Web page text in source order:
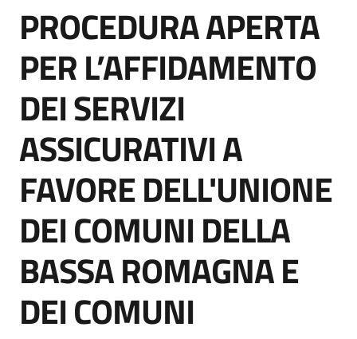
di
acquisto
Supporto
Piattaforme
telematiche
English
site
Salta al contenuto
PROCEDURA APERTA
PER L’AFFIDAMENTO
DEI SERVIZI
ASSICURATIVI A
FAVORE DELL'UNIONE
DEI COMUNI DELLA
BASSA ROMAGNA E
DEI COMUNI